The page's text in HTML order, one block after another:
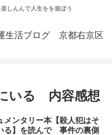
しんんで人生をを遊ぼう
生活ブログ 京都右京区
いる 内容感想
メンタリー本【殺人犯はそ
る】を読んで 事件の裏側